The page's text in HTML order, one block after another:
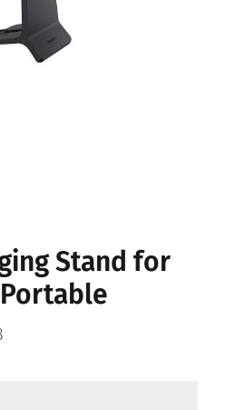
Stand for